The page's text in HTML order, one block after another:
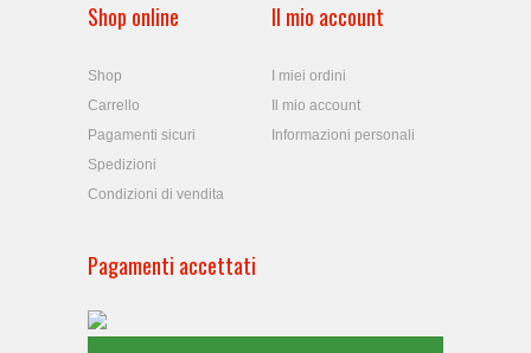
Shop online
Shop
Carrello
Pagamenti sicuri
Spedizioni
Condizioni di vendita
Il mio account
I miei ordini
Il mio account
Informazioni personali
Pagamenti accettati